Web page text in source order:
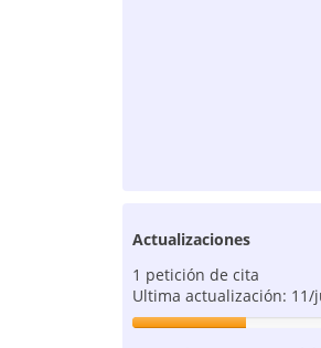
Actualizaciones
1 petición de cita
Ultima actualización: 11/